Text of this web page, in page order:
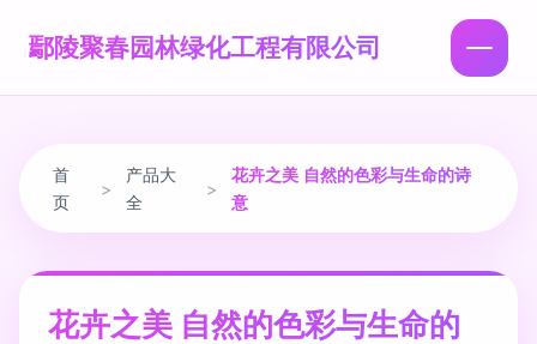
鄢陵聚春园林绿化工程有限公司
首
页
>
产品大
全
>
花卉之美 自然的色彩与生命的诗
意
花卉之美 自然的色彩与生命的